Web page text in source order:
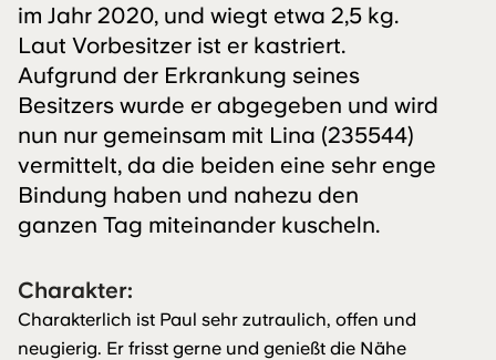
im Jahr 2020, und wiegt etwa 2,5 kg.
Laut Vorbesitzer ist er kastriert.
Aufgrund der Erkrankung seines
Besitzers wurde er abgegeben und wird
nun nur gemeinsam mit Lina (235544)
vermittelt, da die beiden eine sehr enge
Bindung haben und nahezu den
ganzen Tag miteinander kuscheln.
Charakter:
Charakterlich ist Paul sehr zutraulich, offen und
neugierig. Er frisst gerne und genießt die Nähe